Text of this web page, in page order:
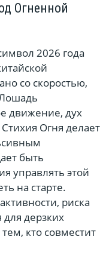
Огненной
2026 года
со скоростью,
движение, дух
Огня делает
быть
управлять этой
на старте.
риска
дерзких
кто совместит